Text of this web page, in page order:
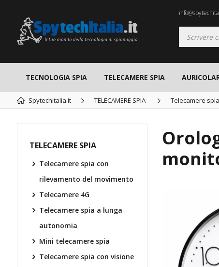
TECNOLOGIA SPIA TELECAMERE SPIA
Spytechitalia.it TELECAMERE SPIA Telecamere
TELECAMERE SPIA
Telecamere spia con
rilevamento del movimento
Telecamere 4G
Telecamere spia a lunga
autonomia
Mini telecamere spia
Telecamere spia con visione